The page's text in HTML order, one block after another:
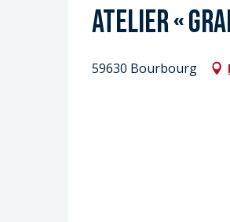
Atelier «
59630 Bourbourg